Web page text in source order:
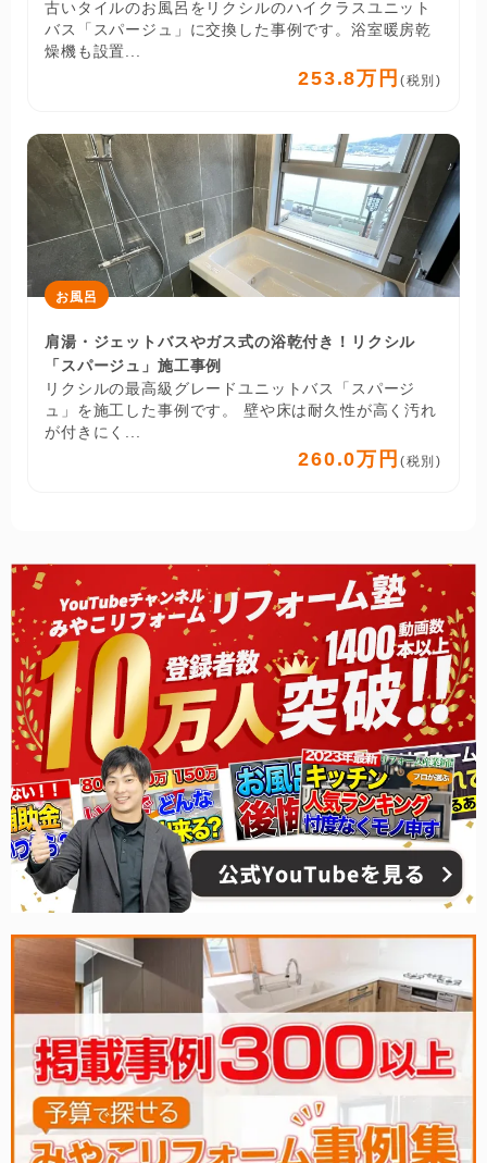
古いタイルのお風呂をリクシルのハイクラスユニット
バス「スパージュ」に交換した事例です。浴室暖房乾
燥機も設置...
253.8万円 (税別)
お風呂
肩湯・ジェットバスやガス式の浴乾付き！リクシル
「スパージュ」施工事例
リクシルの最高級グレードユニットバス「スパージ
ュ」を施工した事例です。 壁や床は耐久性が高く汚れ
が付きにく...
260.0万円 (税別)